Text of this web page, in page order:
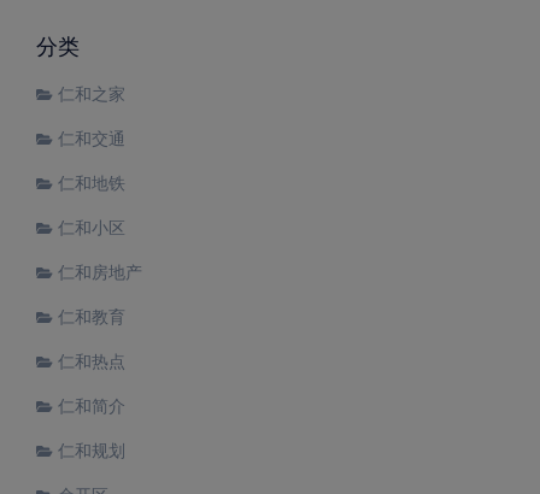
分类
仁和之家
仁和交通
仁和地铁
仁和小区
仁和房地产
仁和教育
仁和热点
仁和简介
仁和规划